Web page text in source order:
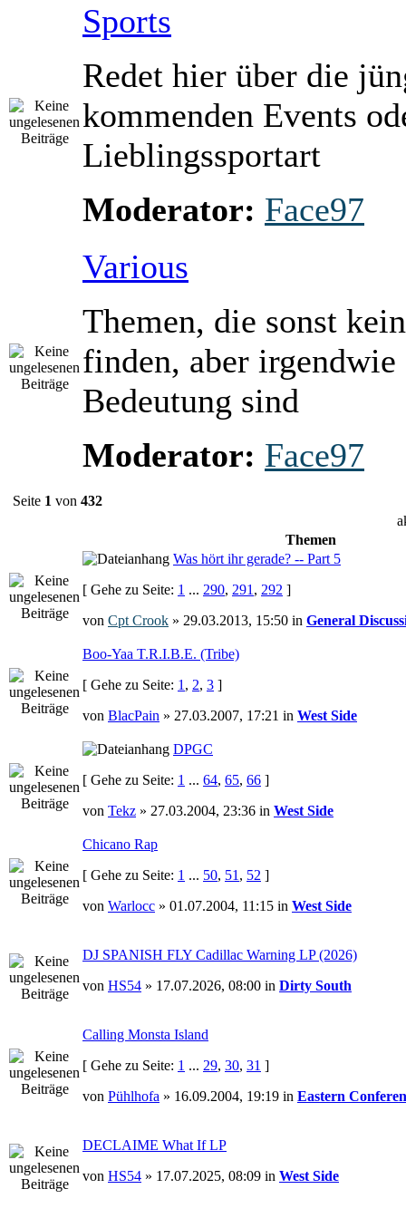
Sports
Redet hier über die
kommenden Events
Lieblingssportart
Moderator: Face97
Various
Themen, die sonst
finden, aber irgendwie
Bedeutung sind
Moderator: Face97
Seite 1 von 432
Themen
Was hört ihr gerade? -- Part 5
[ Gehe zu Seite: 1 ... 290, 291 , 292 ]
von Cpt Crook » 29.03.2013, 15:50 in General
Boo-Yaa T.R.I.B.E. (Tribe)
[ Gehe zu Seite: 1 , 2, 3 ]
von BlacPain » 27.03.2007, 17:21 in West Side
DPGC
[ Gehe zu Seite: 1 ... 64, 65, 66 ]
von Tekz » 27.03.2004, 23:36 in West Side
Chicano Rap
[ Gehe zu Seite: 1 ... 50, 51 , 52 ]
von Warlocc » 01.07.2004, 11:15 in West Side
DJ SPANISH FLY Cadillac Warning LP (2026)
von HS54 » 17.07.2026, 08:00 in Dirty South
Calling Monsta Island
[ Gehe zu Seite: 1 ... 29, 30, 31 ]
von Pühlhofa » 16.09.2004, 19:19 in Eastern
DECLAIME What If LP
von HS54 » 17.07.2025, 08:09 in West Side